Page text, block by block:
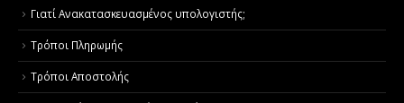
Γιατί Aνακατασκευασμένος υπολογιστής;
Τρόποι Πληρωμής
Τρόποι Αποστολής